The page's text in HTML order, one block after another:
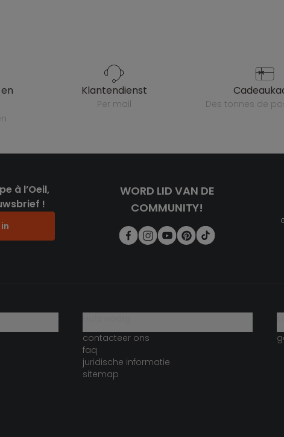
klantendienst
per mail des tonnes de
à l’Oeil,
!
WORD LID VAN DE
COMMUNITY!
contacteer ons
faq
juridische informatie
sitemap